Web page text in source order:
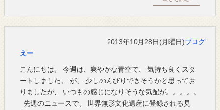
2013年10月28日(月曜日)ブログ
えー
こんにちは。 今週は、爽やかな青空で、 気持ち良くスタ
ートしました。 が、 少しのんびりできそうかと思ってお
りましたが、 いつもの感じになりそうな気配が。。。。。
先週のニュースで、 世界無形文化遺産に登録される見